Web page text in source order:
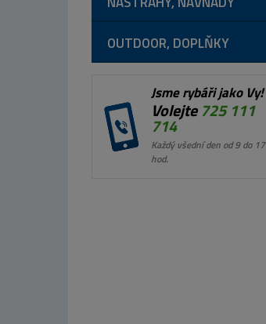
OUTDOOR, DOPLŇKY
Jsme rybáři jako Vy!
Volejte725 111
714
Každý všední den od 9 do 17
hod.